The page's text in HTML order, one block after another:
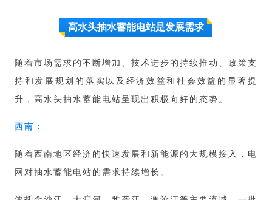
高水头抽水蓄能电站是发展需求
随着市场需求的不断增加、技术进步的持续推动、政策支
持和发展规划的落实以及经济效益和社会效益的显著提
升，高水头抽水蓄能电站呈现出积极向好的态势。
西南：
随着西南地区经济的快速发展和新能源的大规模接入，电
网对抽水蓄能电站的需求持续增长。